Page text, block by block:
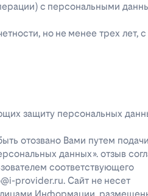
с персональными
но не менее трех лет,
защиту персональных
отозвано Вами путем подачи
данных». отзыв
соответствующего
provider.ru. Сайт не несет